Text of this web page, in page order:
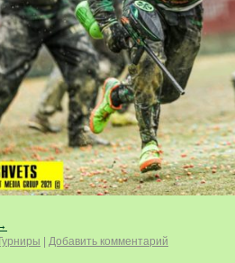
| Добавить комментарий